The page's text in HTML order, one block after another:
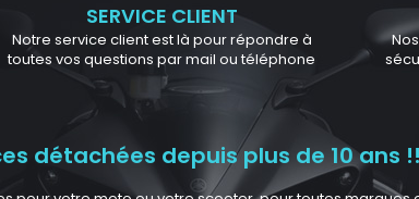
SERVICE CLIENT
Notre service client est là pour répondre à
toutes vos questions par mail ou téléphone
détachées depuis plus de 10 ans !!